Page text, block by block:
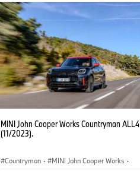
MINI John Cooper Works Countryman ALL4
(11/2023).
Countryman · MINI John Cooper Works ·